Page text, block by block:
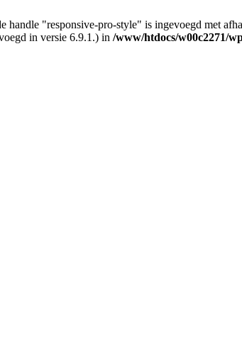
handle "responsive-pro-style" is ingevoegd met
in versie 6.9.1.) in /www/htdocs/w00c2271/